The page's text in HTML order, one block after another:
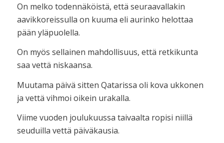
On melko todennäköistä, että seuraavallakin
aavikkoreissulla on kuuma eli aurinko helottaa
pään yläpuolella.
On myös sellainen mahdollisuus, että retkikunta
saa vettä niskaansa.
Muutama päivä sitten Qatarissa oli kova ukkonen
ja vettä vihmoi oikein urakalla.
Viime vuoden joulukuussa taivaalta ropisi niillä
seuduilla vettä päiväkausia.